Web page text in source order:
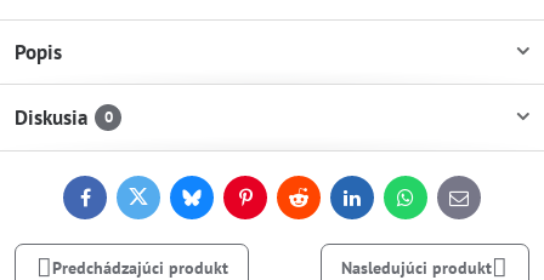
Popis
Diskusia 0
FacebookTwitterBlueskyPinterestReddit LinkedInWhatsApp
E-
mail
Predchádzajúci produkt Nasledujúci produkt